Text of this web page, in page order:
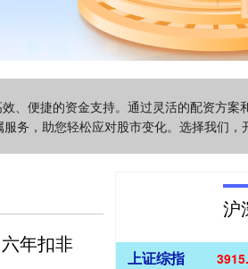
、便捷的资金支持。通过灵活的配资方案
务，助您轻松应对股市变化。选择我们，
年扣非
沪
上证综指